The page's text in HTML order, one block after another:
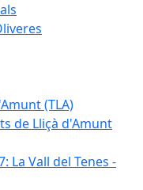
(TLA)
de Lliçà d'Amunt
La Vall del Tenes -